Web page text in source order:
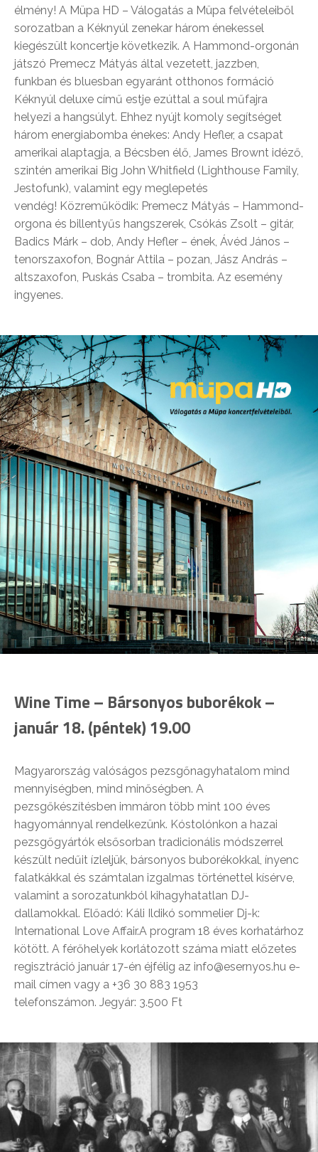
élmény! A Müpa HD – Válogatás a Müpa felvételeiből
sorozatban a Kéknyúl zenekar három énekessel
kiegészült koncertje következik. A Hammond-orgonán
játszó Premecz Mátyás által vezetett, jazzben,
funkban és bluesban egyaránt otthonos formáció
Kéknyúl deluxe című estje ezúttal a soul műfajra
helyezi a hangsúlyt. Ehhez nyújt komoly segítséget
három energiabomba énekes: Andy Hefler, a csapat
amerikai alaptagja, a Bécsben élő, James Brownt idéző,
szintén amerikai Big John Whitfield (Lighthouse Family,
Jestofunk), valamint egy meglepetés
vendég! Közreműködik: Premecz Mátyás – Hammond-
orgona és billentyűs hangszerek, Csókás Zsolt – gitár,
Badics Márk – dob, Andy Hefler – ének, Ávéd János –
tenorszaxofon, Bognár Attila – pozan, Jász András –
altszaxofon, Puskás Csaba – trombita. Az esemény
ingyenes.
Wine Time – Bársonyos buborékok –
január 18. (péntek) 19.00
Magyarország valóságos pezsgőnagyhatalom mind
mennyiségben, mind minőségben. A
pezsgőkészítésben immáron több mint 100 éves
hagyománnyal rendelkezünk. Kóstolónkon a hazai
pezsgőgyártók elsősorban tradicionális módszerrel
készült nedűit ízleljük, bársonyos buborékokkal, ínyenc
falatkákkal és számtalan izgalmas történettel kísérve,
valamint a sorozatunkból kihagyhatatlan DJ-
dallamokkal. Előadó: Káli Ildikó sommelier Dj-k:
International Love Affair.A program 18 éves korhatárhoz
kötött. A férőhelyek korlátozott száma miatt előzetes
regisztráció január 17-én éjfélig az info@esernyos.hu e-
mail címen vagy a +36 30 883 1953
telefonszámon. Jegyár: 3.500 Ft